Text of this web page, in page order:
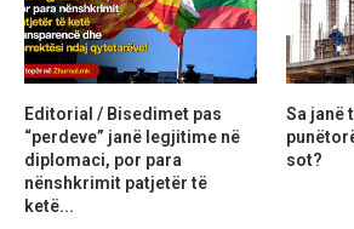
Editorial / Bisedimet pas
“perdeve” janë legjitime në
diplomaci, por para
nënshkrimit patjetër të
ketë...
Sa janë
sot?